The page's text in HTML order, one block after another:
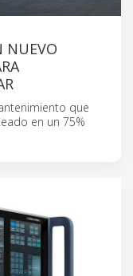
NUEVO
que
en un 75%